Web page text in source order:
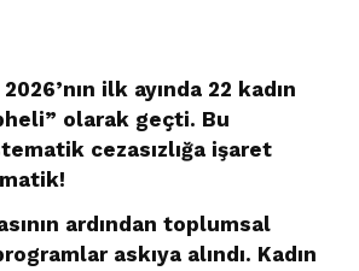
ilk ayında 22 kadın
olarak geçti. Bu
cezasızlığa işaret
ardından toplumsal
askıya alındı. Kadın